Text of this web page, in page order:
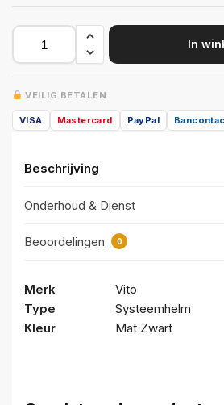
In
VEILIG BETALEN
VISA Mastercard PayPal
Beschrijving
Onderhoud & Dienst
Beoordelingen 0
Merk
Vito
Type
Systeemhelm
Kleur
Mat Zwart